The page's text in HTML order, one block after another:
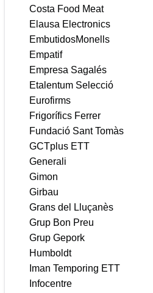
Costa Food Meat
Elausa Electronics
EmbutidosMonells
Empatif
Empresa Sagalés
Etalentum Selecció
Eurofirms
Frigorífics Ferrer
Fundació Sant Tomàs
GCTplus ETT
Generali
Gimon
Girbau
Grans del Lluçanès
Grup Bon Preu
Grup Gepork
Humboldt
Iman Temporing ETT
Infocentre